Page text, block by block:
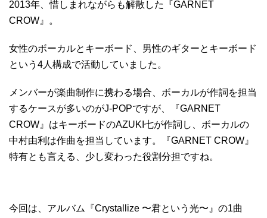
2013年、惜しまれながらも解散した『GARNET
CROW』。
女性のボーカルとキーボード、男性のギターとキーボード
という4人構成で活動していました。
メンバーが楽曲制作に携わる場合、ボーカルが作詞を担当
するケースが多いのがJ-POPですが、『GARNET
CROW』はキーボードのAZUKI七が作詞し、ボーカルの
中村由利は作曲を担当しています。『GARNET CROW』
特有とも言える、少し変わった役割分担ですね。
今回は、アルバム『Crystallize 〜君という光〜』の1曲